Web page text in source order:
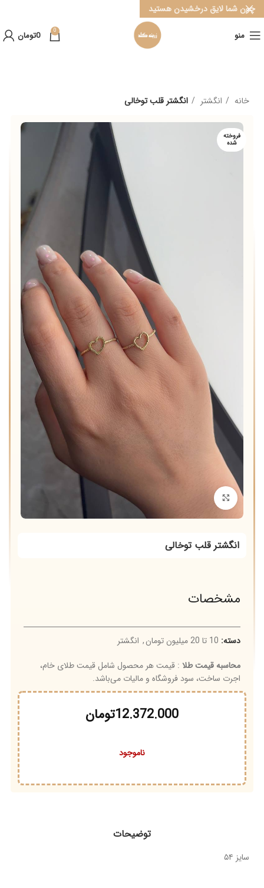
منو 0
0تومان
خانه انگشتر انگشتر قلب توخالی
فروخته
شده
برای بزرگنمایی کلیک کنید
انگشتر قلب توخالی
مشخصات
دسته: 10 تا 20 میلیون تومان , انگشتر
محاسبه قیمت طلا : قیمت هر محصول شامل قیمت طلای خام،
اجرت ساخت، سود فروشگاه و مالیات می‌باشد.
12.372.000تومان
ناموجود
توضیحات
سایز ۵۴
چون شما لایق درخشیدن هستید